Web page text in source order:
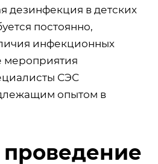
дезинфекция в детских
постоянно,
инфекционных
мероприятия
СЭС
опытом в